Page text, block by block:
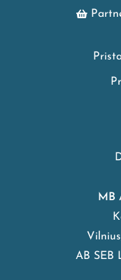
MB
AB SEB